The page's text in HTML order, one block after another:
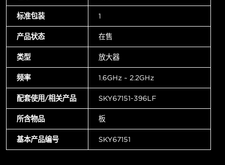
标准包装 1
产品状态 在售
类型 放大器
频率 1.6GHz ~ 2.2GHz
配套使用/相关产品 SKY67151-396LF
所含物品 板
基本产品编号 SKY67151